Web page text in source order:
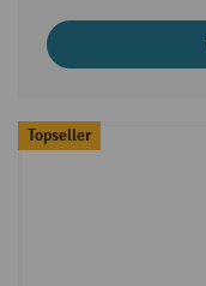
Topseller